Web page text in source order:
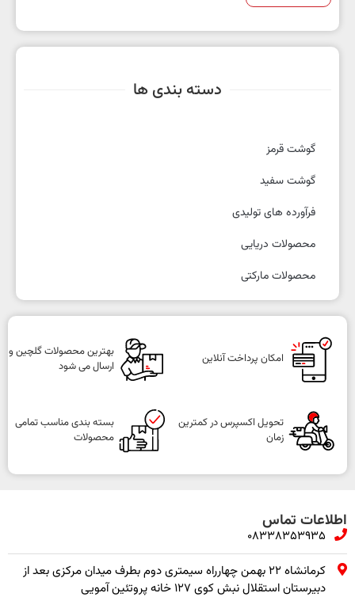
دسته بندی ها
گوشت قرمز
گوشت سفید
فرآورده های تولیدی
محصولات دریایی
محصولات مارکتی
امکان پرداخت آنلاین
بهترین محصولات گلچین و
ارسال می شود
تحویل اکسپرس در کمترین
زمان
بسته بندی مناسب تمامی
محصولات
اطلاعات تماس
08338353935
کرمانشاه ۲۲ بهمن چهارراه سیمتری دوم بطرف میدان مرکزی بعد از
دبیرستان استقلال نبش کوی ۱۲۷ خانه پروتئین آمویی